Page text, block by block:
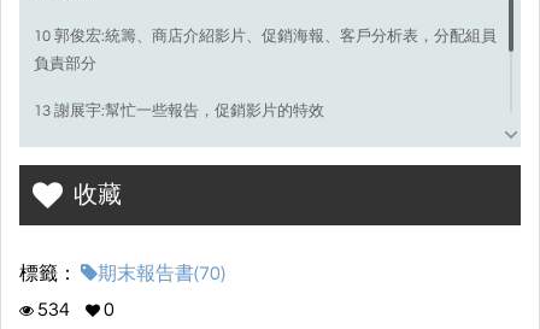
10 郭俊宏:統籌、商店介紹影片、促銷海報、客戶分析表，分配組員
負責部分
13 謝展宇:幫忙一些報告，促銷影片的特效
組員負責部分
認
28 楊雅妃:促銷影片音樂選擇，多位組員素材統整，影片匯出效果確
收藏
標籤：
期末報告書(70)
534
0